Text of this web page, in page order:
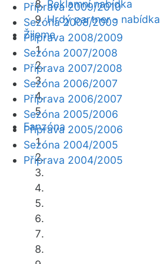
Reklamní nabídka
Hrdý partner - nabídka
Žijeme
Fanzóna
Příprava 2009/2010
Sezóna 2008/2009
Příprava 2008/2009
Sezóna 2007/2008
Příprava 2007/2008
Sezóna 2006/2007
Příprava 2006/2007
Sezóna 2005/2006
Příprava 2005/2006
Sezóna 2004/2005
Příprava 2004/2005